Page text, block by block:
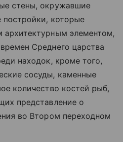
стены, окружавшие
которые
архитектурным элементом,
Среднего царства
находок, кроме того,
сосуды, каменные
количество костей рыб,
представление о
во Втором переходном